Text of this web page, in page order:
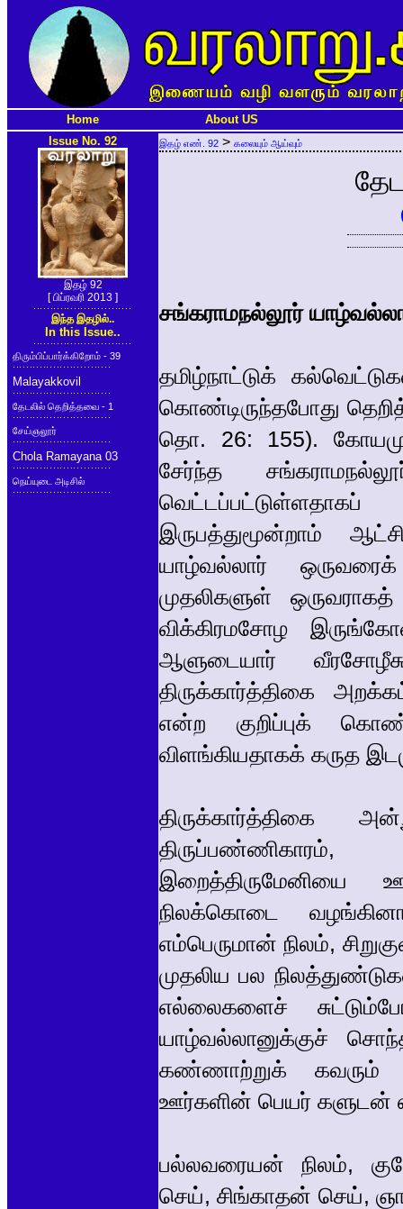
Home
About US
Issue No. 92
இதழ் 92
[ பிப்ரவரி 2013 ]
இந்த இதழில்..
In this Issue..
திரும்பிப்பார்க்கிறோம் - 39
Malayakkovil
தேடலில் தெறித்தவை - 1
சேய்ஞலூர்
Chola Ramayana 03
நெய்யுடை அடிசில்
இதழ் எண். 92 > கலையும் ஆய்வும்
சங்கராமநல்லூர்
தமிழ்நாட்டுக்
கொண்டிருந்தபோது
தொ. 26: 155).
சேர்ந்த
வெட்டப்பட்டுள்ளதாகப்
இருபத்துமூன்றாம்
யாழ்வல்லார்
முதலிகளுள்
விக்கிரமசோழ
ஆளுடையார்
திருக்கார்த்திகை
என்ற குறிப்புக்
விளங்கியதாகக் கருத
திருக்கார்த்திகை
இறைத்திருமேனியை
நிலக்கொடை
எம்பெருமான் நிலம்,
முதலிய பல
எல்லைகளைச்
யாழ்வல்லானுக்குச்
கண்ணாற்றுக் கவரும்
ஊர்களின் பெயர் களுடன்
பல்லவரையன் நிலம்,
செய், சிங்காதன் செய்,